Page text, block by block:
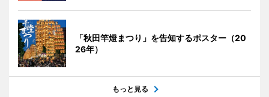
「秋田竿燈まつり」を告知するポスター（20
26年）
もっと見る